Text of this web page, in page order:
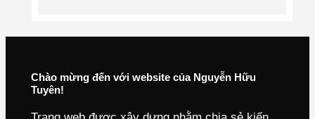
Chào mừng đến với website của Nguyễn Hữu
Tuyên!